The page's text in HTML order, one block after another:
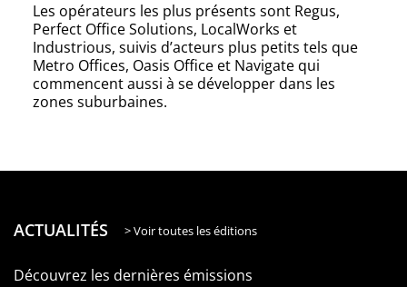
Les opérateurs les plus présents sont Regus,
Perfect Office Solutions, LocalWorks et
Industrious, suivis d’acteurs plus petits tels que
Metro Offices, Oasis Office et Navigate qui
commencent aussi à se développer dans les
zones suburbaines.
ACTUALITÉS > Voir toutes les éditions
Découvrez les dernières émissions